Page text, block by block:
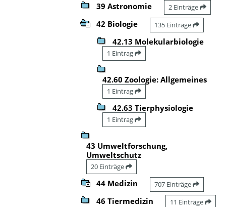
39 Astronomie 2 Einträge
42 Biologie 135 Einträge
42.13 Molekularbiologie
1 Eintrag
42.60 Zoologie: Allgemeines
1 Eintrag
42.63 Tierphysiologie
1 Eintrag
43 Umweltforschung,
Umweltschutz
20 Einträge
44 Medizin 707 Einträge
46 Tiermedizin 11 Einträge